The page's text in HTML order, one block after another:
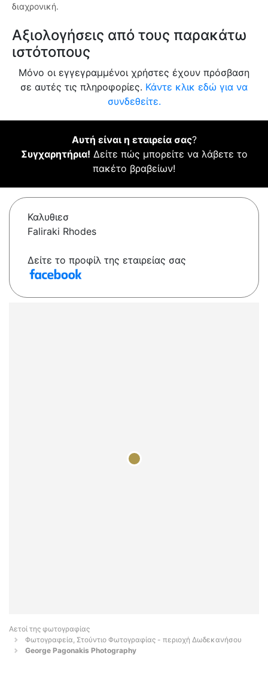
διαχρονική.
Αξιολογήσεις από τους παρακάτω
ιστότοπους
Μόνο οι εγγεγραμμένοι χρήστες έχουν πρόσβαση
σε αυτές τις πληροφορίες. Κάντε κλικ εδώ για να
συνδεθείτε.
Αυτή είναι η εταιρεία σας?
Συγχαρητήρια! Δείτε πώς μπορείτε να λάβετε το
πακέτο βραβείων!
Καλυθιεσ
Faliraki Rhodes
Δείτε το προφίλ της εταιρείας σας
Αετοί της φωτογραφίας
Φωτογραφεία, Στούντιο Φωτογραφίας - περιοχή Δωδεκανήσου
George Pagonakis Photography